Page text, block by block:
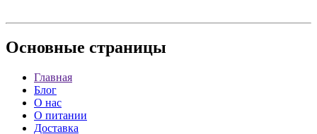
Основные страницы
Главная
Блог
О нас
О питании
Доставка